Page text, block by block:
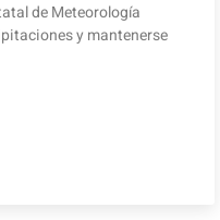
de Meteorología
y mantenerse